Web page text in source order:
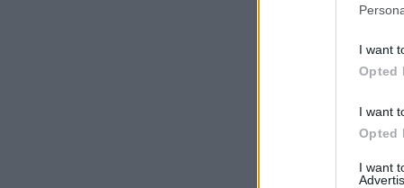
I want
Opted
I want
Opted
I want